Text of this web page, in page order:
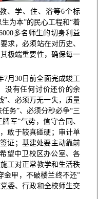
、学、住、浴等6个标
为本”的民心工程和“着
多名师生的切身利益
求，必须站在对历史、
极端重要性，确保每一
7月30日前全面完成竣工
没有任何讨价还价的余
”、必须万无一失，质量
务”、必须分秒必争“三
军”气势，信守合同、
敢于较真碰硬；审计单
证；基建处要主动靠前
望中卫校区办公室、各
工对正常教学和生活秩
金甲，不破楼兰终不还”
委、行政和全校师生交